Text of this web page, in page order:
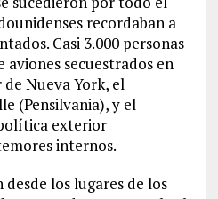
recordaban a
Casi 3.000 personas
secuestrados en
Nueva York, el
(Pensilvania), y el
exterior
internos.
los lugares de los